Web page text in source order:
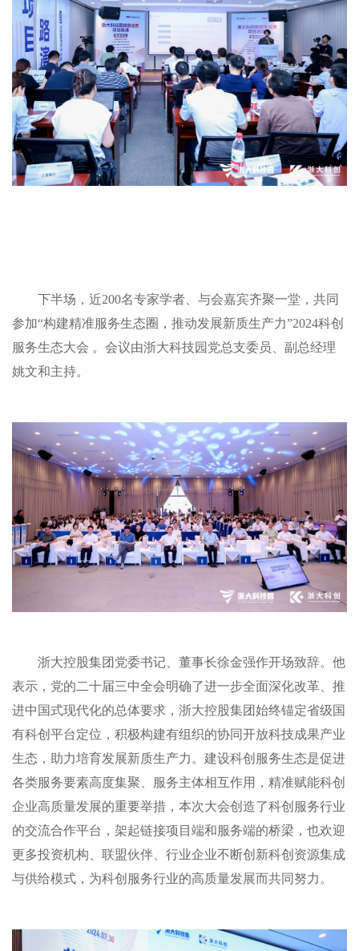
下半场，近200名专家学者、与会嘉宾齐聚一堂，共同
参加“构建精准服务生态圈，推动发展新质生产力”2024科创
服务生态大会 。会议由浙大科技园党总支委员、副总经理
姚文和主持。
浙大控股集团党委书记、董事长徐金强作开场致辞。他
表示，党的二十届三中全会明确了进一步全面深化改革、推
进中国式现代化的总体要求，浙大控股集团始终锚定省级国
有科创平台定位，积极构建有组织的协同开放科技成果产业
生态，助力培育发展新质生产力。建设科创服务生态是促进
各类服务要素高度集聚、服务主体相互作用，精准赋能科创
企业高质量发展的重要举措，本次大会创造了科创服务行业
的交流合作平台，架起链接项目端和服务端的桥梁，也欢迎
更多投资机构、联盟伙伴、行业企业不断创新科创资源集成
与供给模式，为科创服务行业的高质量发展而共同努力。